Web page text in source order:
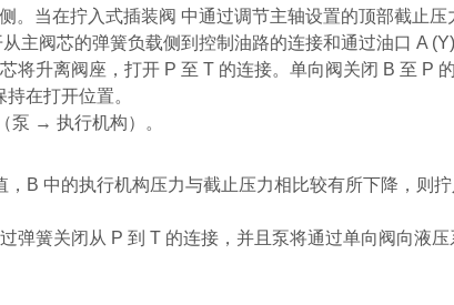
。当在拧入式插装阀 中通过调节主轴设置的顶部截止压
主阀芯的弹簧负载侧到控制油路的连接和通过油口 A
将升离阀座，打开 P 至 T 的连接。单向阀关闭 B 至 P
在打开位置。
泵 → 执行机构）。
B 中的执行机构压力与截止压力相比较有所下降，则
弹簧关闭从 P 到 T 的连接，并且泵将通过单向阀向液